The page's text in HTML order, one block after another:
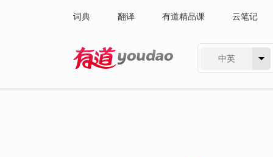
词典 翻译 有道精品课 云笔记
中英